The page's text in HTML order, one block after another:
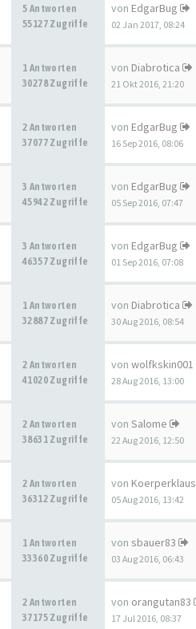
5 Antworten
55127 Zugriffe
von EdgarBug
02 Jan 2017, 08:24
1 Antworten
30278 Zugriffe
von Diabrotica
21 Okt 2016, 21:20
2 Antworten
37077 Zugriffe
von EdgarBug
16 Sep 2016, 08:06
3 Antworten
45942 Zugriffe
von EdgarBug
05 Sep 2016, 07:47
3 Antworten
46357 Zugriffe
von EdgarBug
01 Sep 2016, 07:08
1 Antworten
32887 Zugriffe
von Diabrotica
30 Aug 2016, 08:54
2 Antworten
41020 Zugriffe
von wolfkskin001
28 Aug 2016, 13:00
2 Antworten
38631 Zugriffe
von Salome
22 Aug 2016, 12:50
2 Antworten
36312 Zugriffe
von Koerperklaus
05 Aug 2016, 13:42
1 Antworten
33360 Zugriffe
von sbauer83
03 Aug 2016, 06:43
2 Antworten
37175 Zugriffe
von orangutan83
17 Jul 2016, 08:37